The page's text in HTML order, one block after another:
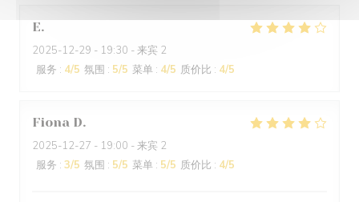
E
2025-12-29 - 19:30 - 来宾 2
服务 : 4/5 氛围 : 5/5 菜单 : 4/5 质价比 : 4/5
Fiona D
2025-12-27 - 19:00 - 来宾 2
服务 : 3/5 氛围 : 5/5 菜单 : 5/5 质价比 : 4/5